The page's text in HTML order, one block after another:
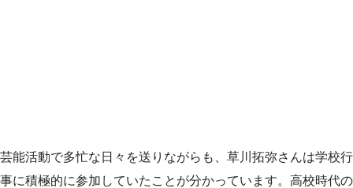
芸能活動で多忙な日々を送りながらも、草川拓弥さんは学校行
事に積極的に参加していたことが分かっています。高校時代の